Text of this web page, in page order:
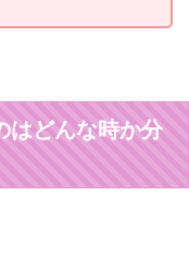
はどんな時か分